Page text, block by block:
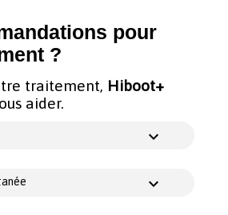
pour
?
traitement, Hiboot+
aider.